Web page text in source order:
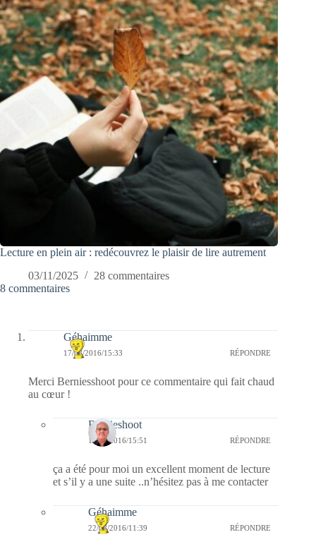
Lecture en plein air : redécouvrez le plaisir de lire autrement
03/11/2025
28 commentaires
8 commentaires
Géhaimme
17/08/2016/15:33 RÉPONDRE
Merci Berniesshoot pour ce commentaire qui fait chaud
au cœur !
Bernieshoot
17/08/2016/15:51 RÉPONDRE
ça a été pour moi un excellent moment de lecture
et s’il y a une suite ..n’hésitez pas à me contacter
Géhaimme
22/08/2016/11:39 RÉPONDRE